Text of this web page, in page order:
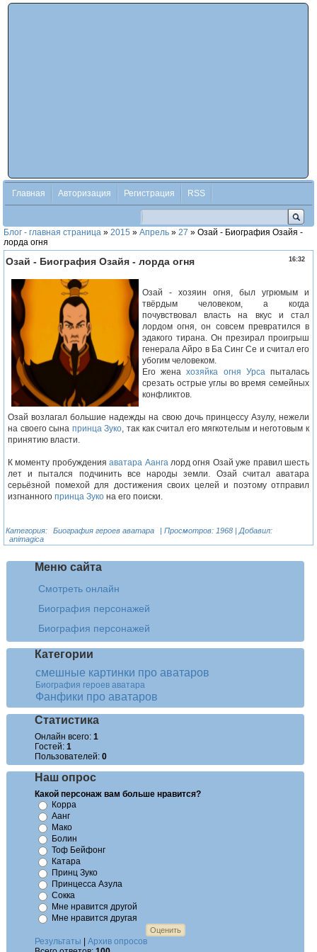
Главная Авторизация Регистрация RSS
Блог - главная страница » 2015 » Апрель » 27 » Озай - Биография Озайя -
лорда огня
16:32
Озай - Биография Озайя - лорда огня
Озай - хозяин огня, был угрюмым и
твёрдым человеком, а когда
почувствовал власть на вкус и стал
лордом огня, он совсем превратился в
эдакого тирана. Он презирал проигрыш
генерала Айро в Ба Синг Се и считал его
убогим человеком.
Его женахозяйка огня Урсапыталась
срезать острые углы во время семейных
конфликтов.
Озай возлагал большие надежды на свою дочь принцессу Азулу, нежели
на своего сына принца Зуко, так как считал его мягкотелым и неготовым к
принятию власти.
К моменту пробужденияаватара Аангалорд огня Озай уже правил шесть
лет и пытался подчинить все народы земли. Озай считал аватара
серьёзной помехой для достижения своих целей и поэтому отправил
изгнанного принца Зуко на его поиски.
Категория: Биография героев аватара | Просмотров: 1968 | Добавил:
animagica
Меню сайта
Смотреть онлайн
Биография персонажей
Биография персонажей
Категории
смешные картинки про аватаров
Биография героев аватара
Фанфики про аватаров
Статистика
Онлайн всего: 1
Гостей: 1
Пользователей: 0
Наш опрос
Какой персонаж вам больше нравится?
Корра
Аанг
Мако
Болин
Тоф Бейфонг
Катара
Принц Зуко
Принцесса Азула
Сокка
Мне нравится другой
Мне нравится другая
Результаты
Архив опросов